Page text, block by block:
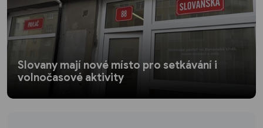
Slovany mají nové místo pro setkávání i
volnočasové aktivity